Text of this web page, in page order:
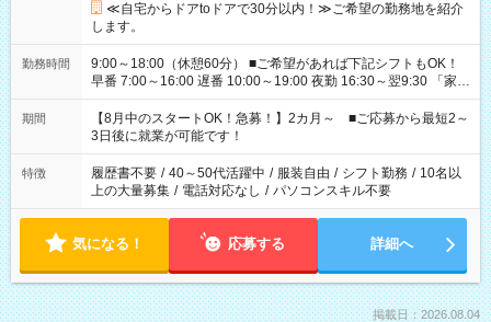
≪自宅からドアtoドアで30分以内！≫ご希望の勤務地を紹介
します。
勤務時間
9:00～18:00（休憩60分） ■ご希望があれば下記シフトもOK！
早番 7:00～16:00 遅番 10:00～19:00 夜勤 16:30～翌9:30 「家族
と休みを合わせたい」 「余裕を持って夕飯の準備がしたい」
「できれば残業はしたくない」 など、ご希望を教えてください
ね。 ※Wワーク希望の方へ 今ご覧のお仕事で希望する勤務時間
と、もう1つのお仕事の勤務時間。 合計で週40時間を超える場
合は応募できません。
期間
【8月中のスタートOK！急募！】2カ月～ ■ご応募から最短2～
3日後に就業が可能です！
特徴 履歴書不要 / 40～50代活躍中 / 服装自由 / シフト勤務 / 10名以
上の大量募集 / 電話対応なし / パソコンスキル不要
気になる！ 応募する 詳細へ
掲載日：2026.08.04